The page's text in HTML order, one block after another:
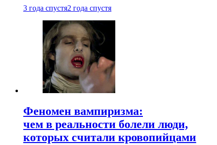
3 года спустя2 года спустя
Феномен вампиризма:
чем в реальности болели люди,
которых считали кровопийцами